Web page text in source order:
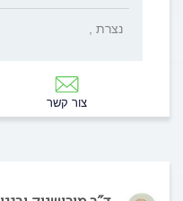
, נצרת
צור קשר